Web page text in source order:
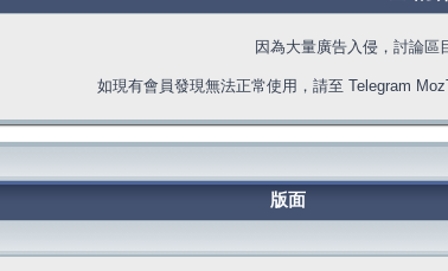
因為大量廣告入侵，討論區
如現有會員發現無法正常使用，請至 Telegram
版面